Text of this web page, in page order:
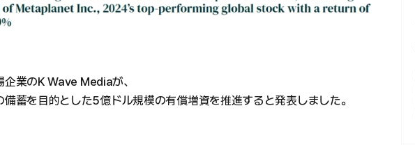
業のK Wave Mediaが、
備蓄を目的とした5億ドル規模の有償増資を推進すると発表しました。